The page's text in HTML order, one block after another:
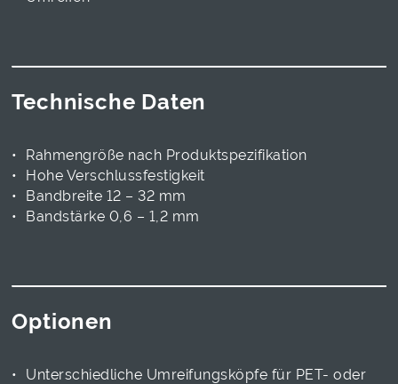
Technische Daten
Rahmengröße nach Produktspezifikation
Hohe Verschlussfestigkeit
Bandbreite 12 – 32 mm
Bandstärke 0,6 – 1,2 mm
Optionen
Unterschiedliche Umreifungsköpfe für PET- oder